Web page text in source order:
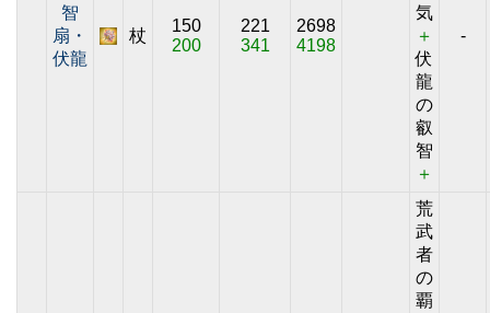
智
扇・
伏龍
杖
150
200
221
341
2698
4198
気
＋
伏
龍
の
叡
智
＋
-
荒
武
者
の
覇